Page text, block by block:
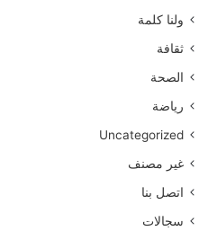
ولنا كلمة
ثقافة
الصحة
رياضة
Uncategorized
غير مصنف
اتصل بنا
سجالات